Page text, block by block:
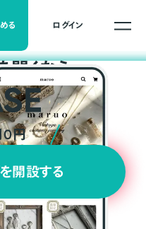
る ログイン
開くなら
0円
開設する